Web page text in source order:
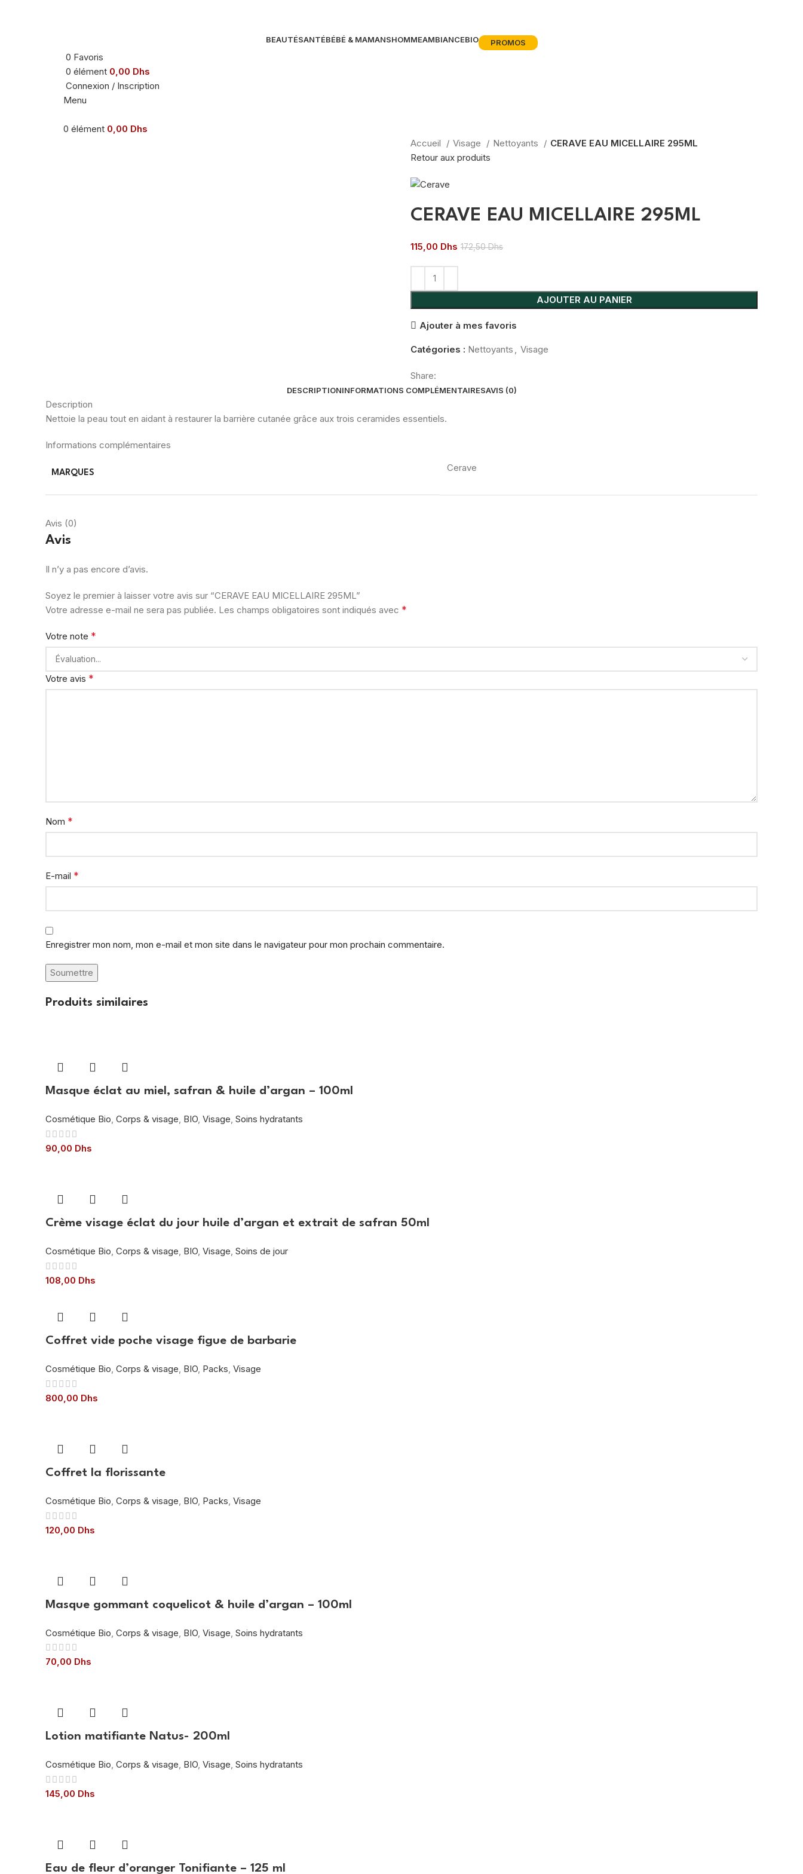
BEAUTÉSANTÉBÉBÉ & MAMANSHOMMEAMBIANCEBIO PROMOS
0 Favoris
0 élément 0,00 Dhs
Connexion / Inscription
Menu
0 élément 0,00 Dhs
Accueil Visage Nettoyants
CERAVE EAU MICELLAIRE 295ML
Retour aux produits
CERAVE EAU MICELLAIRE 295ML
115,00 Dhs 172,50Dhs
AJOUTER AU PANIER
Ajouter à mes favoris
Catégories : Nettoyants , Visage
Share:
DESCRIPTIONINFORMATIONS COMPLÉMENTAIRESAVIS (0)
Description
Nettoie la peau tout en aidant à restaurer la barrière cutanée grâce aux trois ceramides essentiels.
Informations complémentaires
MARQUES Cerave
Avis (0)
Avis
Il n’y a pas encore d’avis.
Soyez le premier à laisser votre avis sur “CERAVE EAU MICELLAIRE 295ML”
Votre adresse e-mail ne sera pas publiée. Les champs obligatoires sont indiqués avec *
Votre note *
Votre avis *
Nom *
E-mail *
Enregistrer mon nom, mon e-mail et mon site dans le navigateur pour mon prochain commentaire.
Produits similaires
Masque éclat au miel, safran & huile d’argan – 100ml
Cosmétique Bio, Corps & visage, BIO, Visage, Soins hydratants
90,00 Dhs
Crème visage éclat du jour huile d’argan et extrait de safran 50ml
Cosmétique Bio, Corps & visage, BIO, Visage, Soins de jour
108,00 Dhs
Coffret vide poche visage figue de barbarie
Cosmétique Bio Corps & visage BIO Packs Visage
800,00 Dhs
Coffret la florissante
Cosmétique Bio Corps & visage BIO Packs Visage
120,00 Dhs
Masque gommant coquelicot & huile d’argan – 100ml
Cosmétique Bio Corps & visage BIO Visage Soins hydratants
70,00 Dhs
Lotion matifiante Natus- 200ml
Cosmétique Bio, Corps & visage, BIO, Visage, Soins hydratants
145,00 Dhs
Eau de fleur d’oranger Tonifiante – 125 ml